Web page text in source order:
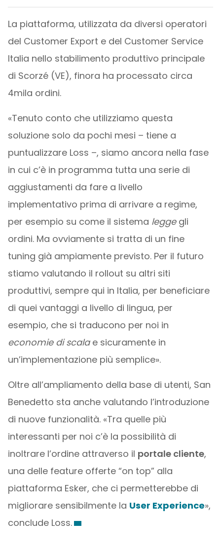
La piattaforma, utilizzata da diversi operatori
del Customer Export e del Customer Service
Italia nello stabilimento produttivo principale
di Scorzé (VE), finora ha processato circa
4mila ordini.
«Tenuto conto che utilizziamo questa
soluzione solo da pochi mesi – tiene a
puntualizzare Loss –, siamo ancora nella fase
in cui c’è in programma tutta una serie di
aggiustamenti da fare a livello
implementativo prima di arrivare a regime,
per esempio su come il sistema leggegli
ordini. Ma ovviamente si tratta di un fine
tuning già ampiamente previsto. Per il futuro
stiamo valutando il rollout su altri siti
produttivi, sempre qui in Italia, per beneficiare
di quei vantaggi a livello di lingua, per
esempio, che si traducono per noi in
economie di scalae sicuramente in
un’implementazione più semplice».
Oltre all’ampliamento della base di utenti, San
Benedetto sta anche valutando l’introduzione
di nuove funzionalità. «Tra quelle più
interessanti per noi c’è la possibilità di
inoltrare l’ordine attraverso il portale cliente,
una delle feature offerte “on top” alla
piattaforma Esker, che ci permetterebbe di
migliorare sensibilmente la User Experience»,
conclude Loss.